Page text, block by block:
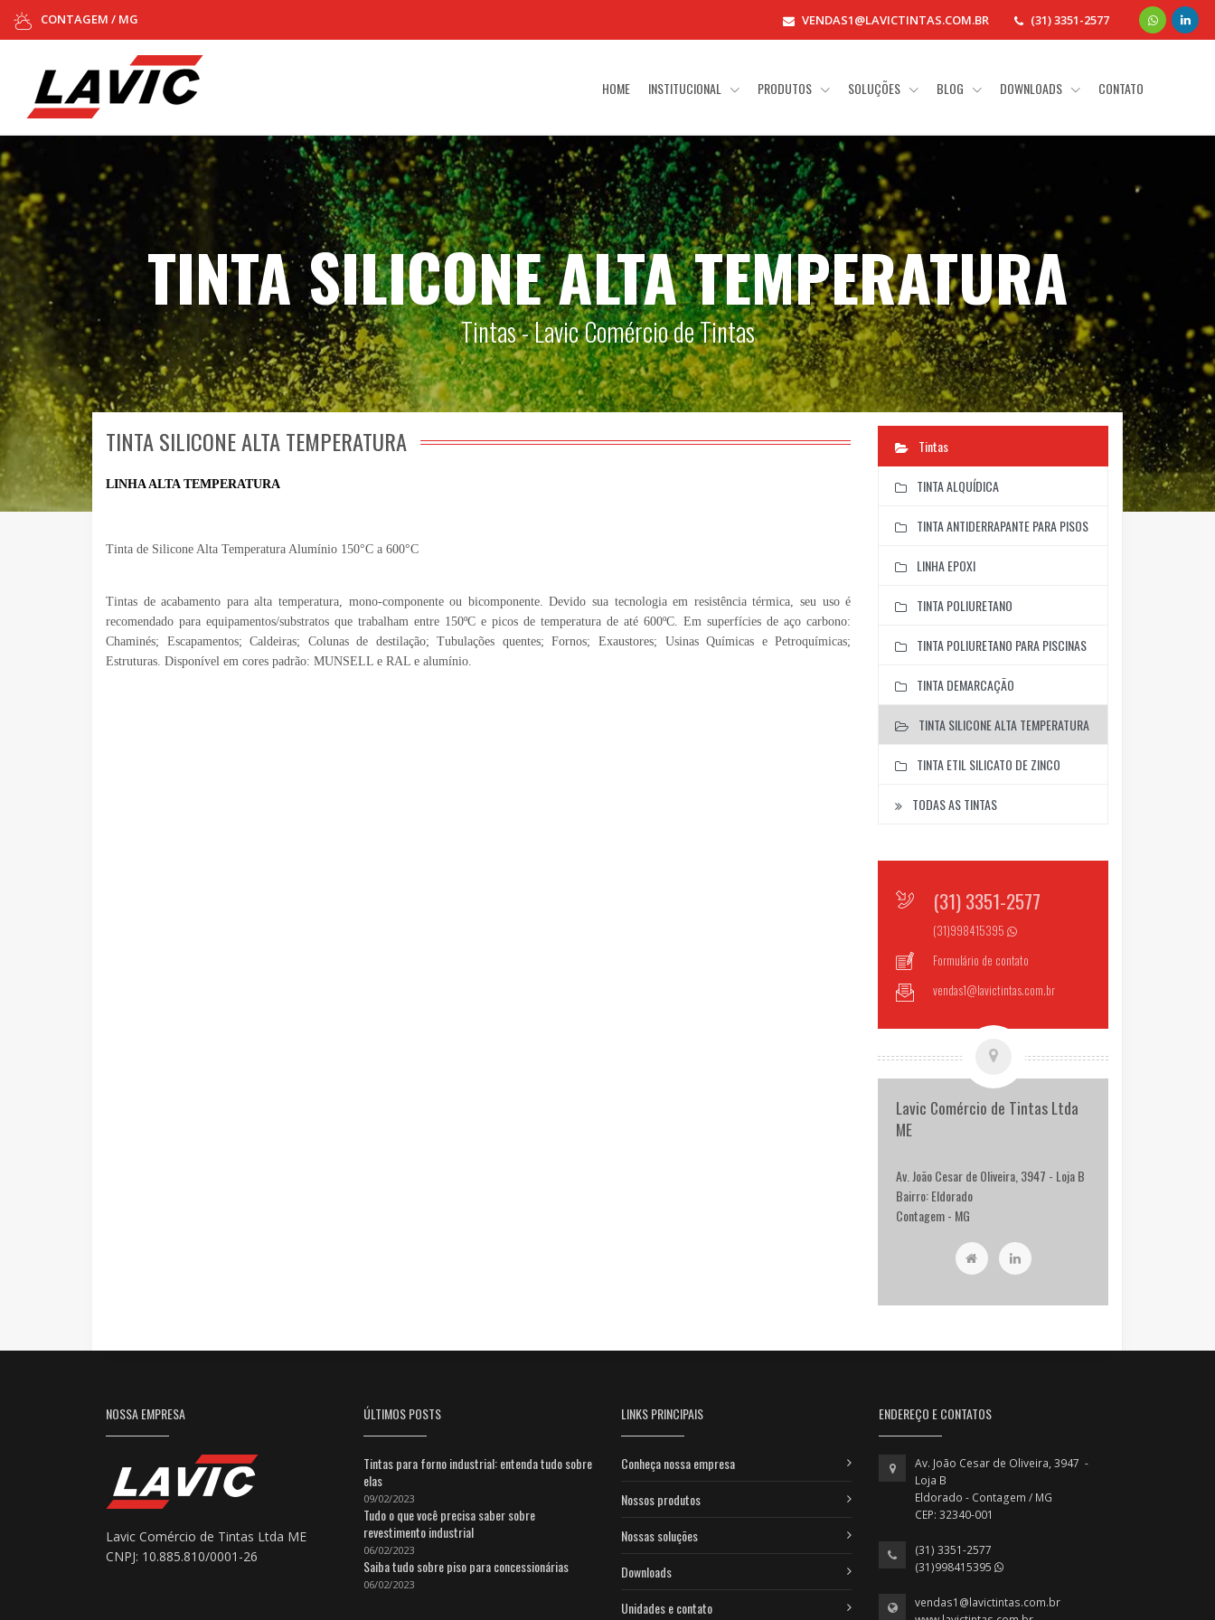
CONTAGEM / MG VENDAS1@LAVICTINTAS.COM.BR (31) 3351-2577
HOME INSTITUCIONAL PRODUTOS SOLUÇÕES BLOG DOWNLOADS CONTATO
TINTA SILICONE ALTA TEMPERATURA
Tintas - Lavic Comércio de Tintas
TINTA SILICONE ALTA TEMPERATURA
LINHA ALTA TEMPERATURA
Tinta de Silicone Alta Temperatura Alumínio 150°C a 600°C
Tintas de acabamento para alta temperatura, mono-componente ou bicomponente. Devido sua tecnologia em resistência térmica, seu uso é
recomendado para equipamentos/substratos que trabalham entre 150ºC e picos de temperatura de até 600ºC. Em superfícies de aço carbono:
Chaminés; Escapamentos; Caldeiras; Colunas de destilação; Tubulações quentes; Fornos; Exaustores; Usinas Químicas e Petroquímicas;
Estruturas. Disponível em cores padrão: MUNSELL e RAL e alumínio.
Tintas
TINTA ALQUÍDICA
TINTA ANTIDERRAPANTE PARA PISOS
LINHA EPOXI
TINTA POLIURETANO
TINTA POLIURETANO PARA PISCINAS
TINTA DEMARCAÇÃO
TINTA SILICONE ALTA TEMPERATURA
TINTA ETIL SILICATO DE ZINCO
TODAS AS TINTAS
(31) 3351-2577
(31)998415395
Formulário de contato
vendas1@lavictintas.com.br
Lavic Comércio de Tintas Ltda
ME
Av. João Cesar de Oliveira, 3947 - Loja B
Bairro: Eldorado
Contagem - MG
NOSSA EMPRESA
Lavic Comércio de Tintas Ltda ME
CNPJ: 10.885.810/0001-26
ÚLTIMOS POSTS
Tintas para forno industrial: entenda tudo sobre
elas
09/02/2023
Tudo o que você precisa saber sobre
revestimento industrial
06/02/2023
Saiba tudo sobre piso para concessionárias
06/02/2023
LINKS PRINCIPAIS
Conheça nossa empresa
Nossos produtos
Nossas soluções
Downloads
Unidades e contato
ENDEREÇO E CONTATOS
Av. João Cesar de Oliveira, 3947 -
Loja B
Eldorado - Contagem / MG
CEP: 32340-001
(31) 3351-2577
(31)998415395
vendas1@lavictintas.com.br